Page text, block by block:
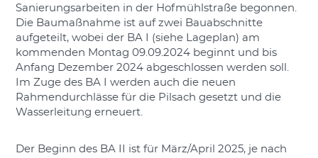
Sanierungsarbeiten in der Hofmühlstraße begonnen.
Die Baumaßnahme ist auf zwei Bauabschnitte
aufgeteilt, wobei der BA I (siehe Lageplan) am
kommenden Montag 09.09.2024 beginnt und bis
Anfang Dezember 2024 abgeschlossen werden soll.
Im Zuge des BA I werden auch die neuen
Rahmendurchlässe für die Pilsach gesetzt und die
Wasserleitung erneuert.
Der Beginn des BA II ist für März/April 2025, je nach